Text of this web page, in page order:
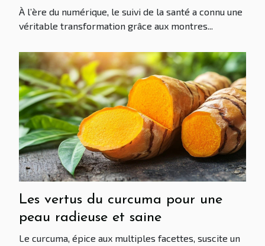
santé?
À l’ère du numérique, le suivi de la santé a connu une
véritable transformation grâce aux montres...
Les vertus du curcuma pour une
peau radieuse et saine
Le curcuma, épice aux multiples facettes, suscite un